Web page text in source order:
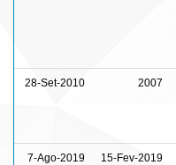
28-Set-2010 2007
7-Ago-2019 15-Fev-2019